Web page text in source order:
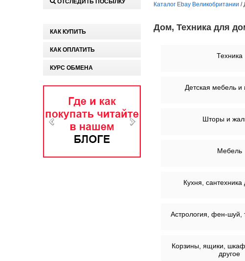
ОТСЛЕДИТЬ ПОСЫЛКУ
КАК КУПИТЬ
КАК ОПЛАТИТЬ
КУРС ОБМЕНА
Каталог Ebay Великобритании /
Дом, Техника для
Техника
Детская мебель и
Шторы и
Мебель
Кухня, сантехника
Астрология, фен-шуй,
Корзины, ящики,
другое